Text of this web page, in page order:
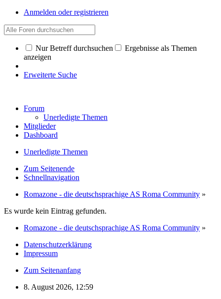
Anmelden oder registrieren
Nur Betreff durchsuchen
Ergebnisse als Themen
anzeigen
Erweiterte Suche
Forum
Unerledigte Themen
Mitglieder
Dashboard
Unerledigte Themen
Zum Seitenende
Schnellnavigation
Romazone - die deutschsprachige AS Roma Community »
Es wurde kein Eintrag gefunden.
Romazone - die deutschsprachige AS Roma Community »
Datenschutzerklärung
Impressum
Zum Seitenanfang
8. August 2026, 12:59